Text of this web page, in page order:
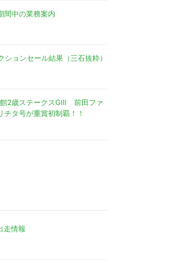
間中の業務案内
ションセール結果（三石抜粋）
館2歳ステークスGⅢ 前田ファ
タ号が重賞初制覇！！
走情報